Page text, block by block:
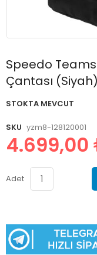
Speedo
Çantası (Siyah)
STOKTA MEVCUT
SKU yzm8-128120001
4.699,00
Adet
Resim
galerisinin
başlangıcına